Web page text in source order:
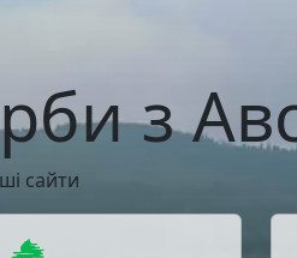
з
сайти